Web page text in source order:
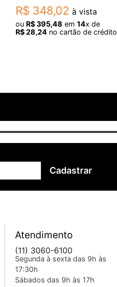
R$ 348,02 à vista
ou R$395,48 em 14x de
R$28,24 no cartão de crédito
Cadastrar
Atendimento
(11) 3060-6100
Segunda à sexta das 9h às
17:30h
Sábados das 9h às 17h